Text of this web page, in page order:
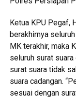
Ketua KPU Pegaf,
berakhirnya
MK terakhir, maka
seluruh surat
surat suara tidak
suara cadangan.
sesuai dengan